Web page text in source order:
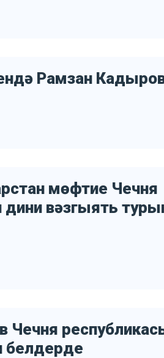
Рамзан
мөфтие Чечня
вәзгыять
Чечня
белдерде